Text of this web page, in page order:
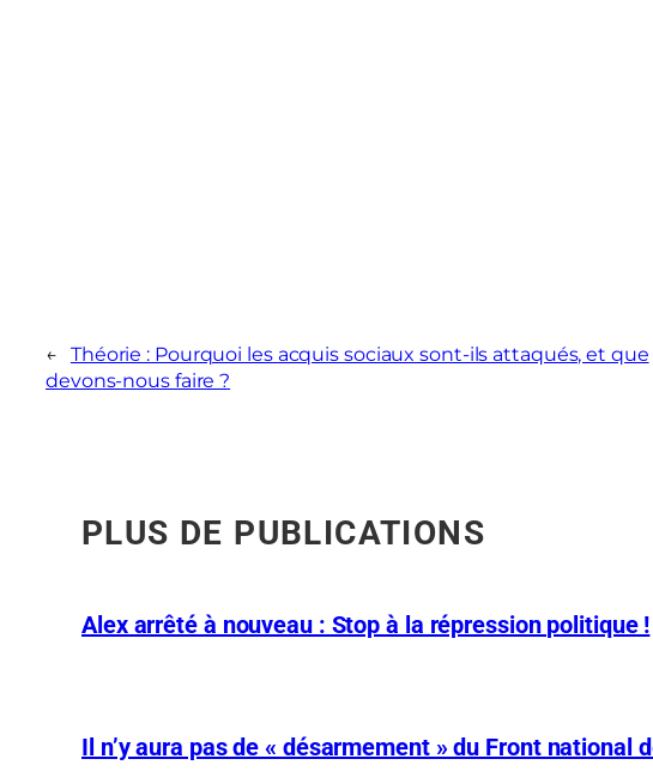
←
Théorie : Pourquoi les acquis sociaux sont-ils attaqués, et que
devons-nous faire ?
PLUS DE PUBLICATIONS
Alex arrêté à nouveau : Stop à la répression politique !
Il n’y aura pas de « désarmement » du Front national